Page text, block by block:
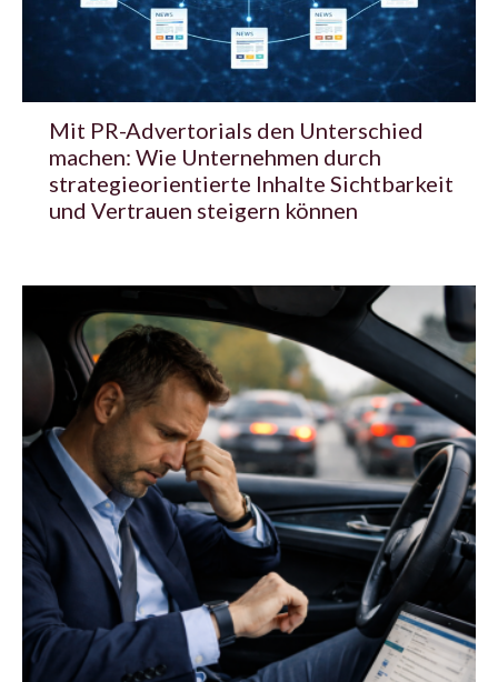
Mit PR-Advertorials den Unterschied
machen: Wie Unternehmen durch
strategieorientierte Inhalte Sichtbarkeit
und Vertrauen steigern können